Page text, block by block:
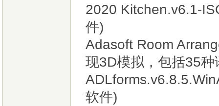
2020 Kitchen.v6.1-
件)
Adasoft Room
现3D模拟，包括35
软件)